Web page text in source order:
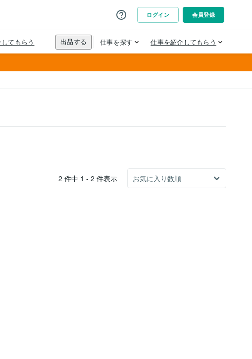
2 件中 1 - 2 件表示